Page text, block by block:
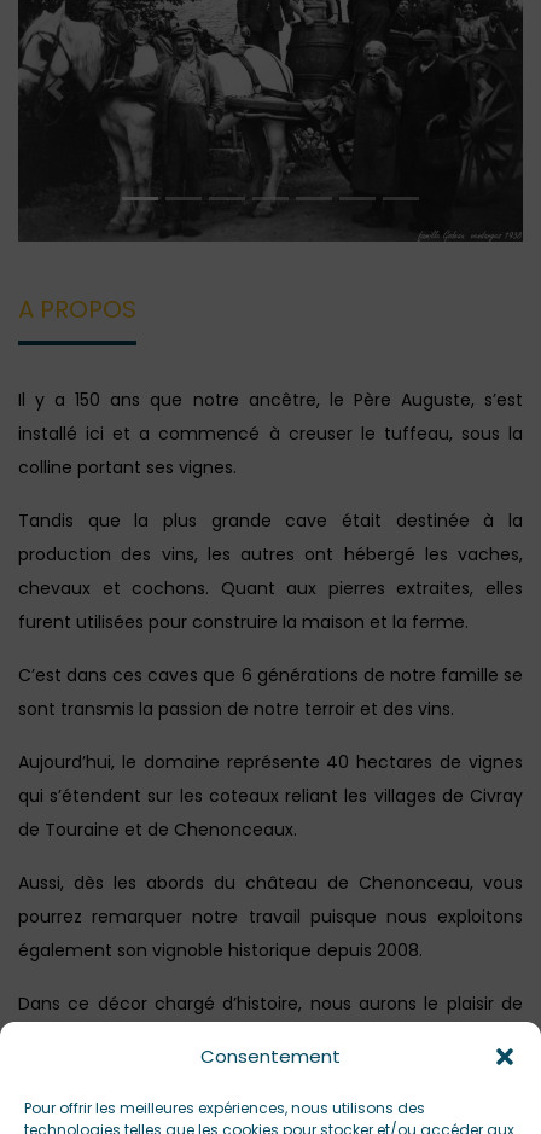
Consentement
Pour offrir les meilleures expériences, nous utilisons des
technologies telles que les cookies pour stocker et/ou accéder aux
Previous Next
A PROPOS
Il y a 150 ans que notre ancêtre, le Père Auguste, s’est
installé ici et a commencé à creuser le tuffeau, sous la
colline portant ses vignes.
Tandis que la plus grande cave était destinée à la
production des vins, les autres ont hébergé les vaches,
chevaux et cochons. Quant aux pierres extraites, elles
furent utilisées pour construire la maison et la ferme.
C’est dans ces caves que 6 générations de notre famille se
sont transmis la passion de notre terroir et des vins.
Aujourd’hui, le domaine représente 40 hectares de vignes
qui s’étendent sur les coteaux reliant les villages de Civray
de Touraine et de Chenonceaux.
Aussi, dès les abords du château de Chenonceau, vous
pourrez remarquer notre travail puisque nous exploitons
également son vignoble historique depuis 2008.
Dans ce décor chargé d’histoire, nous aurons le plaisir de
notre région autrement.